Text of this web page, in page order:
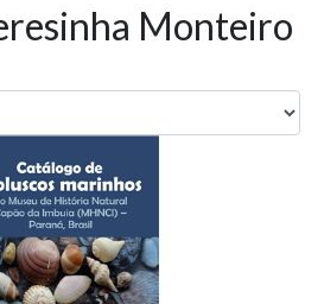
Monteiro